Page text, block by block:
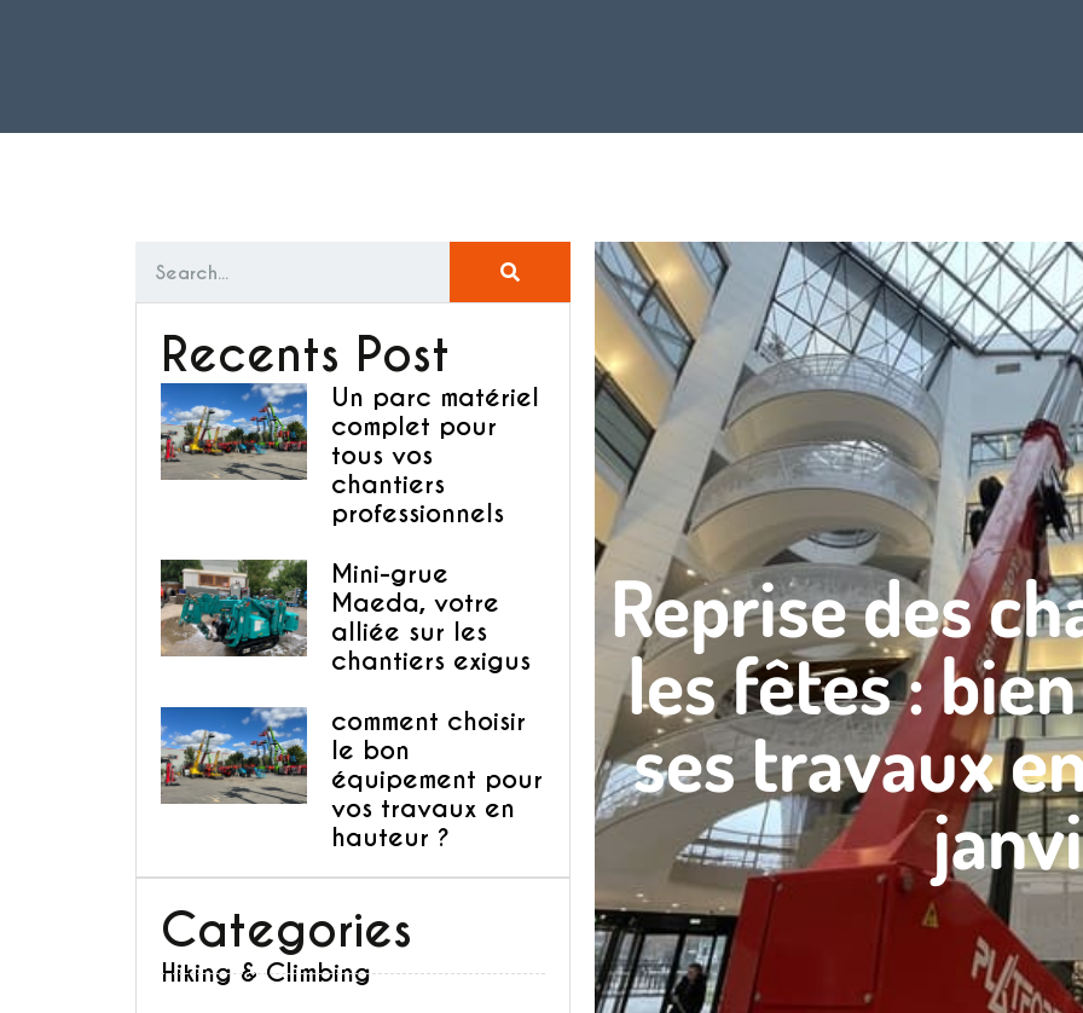
Recents Post
Un parc matériel
complet pour
tous vos
chantiers
professionnels
Mini-grue
Maeda, votre
alliée sur les
chantiers exigus
comment choisir
le bon
équipement pour
vos travaux en
hauteur ?
Categories
Hiking & Climbing
Reprise des
les fêtes :
ses travaux